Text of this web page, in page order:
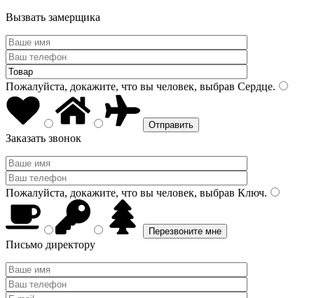
Вызвать замерщика
Пожалуйста, докажите, что вы человек, выбрав Сердце.
Заказать звонок
Пожалуйста, докажите, что вы человек, выбрав Ключ.
Письмо директору